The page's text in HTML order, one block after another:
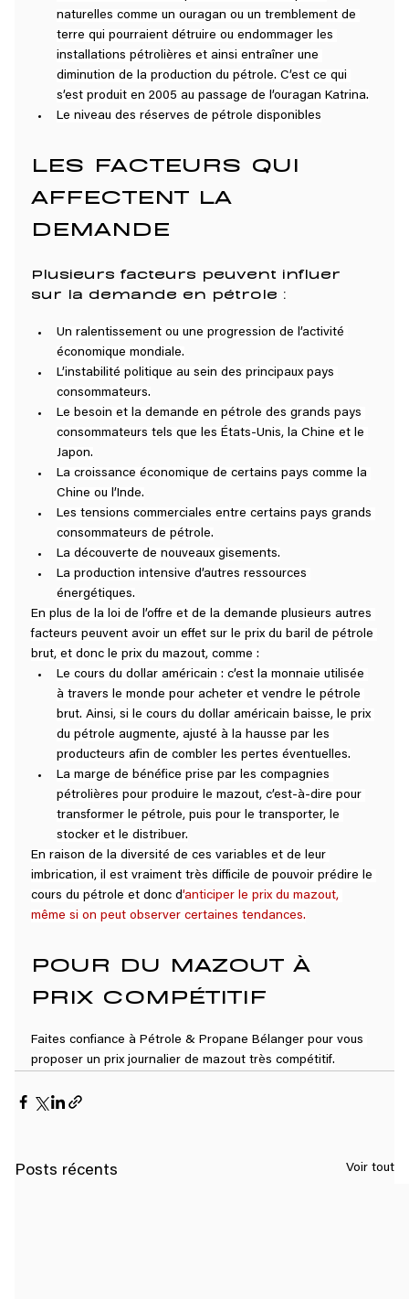
naturelles comme un ouragan ou un tremblement de
terre qui pourraient détruire ou endommager les
installations pétrolières et ainsi entraîner une
diminution de la production du pétrole. C’est ce qui
s’est produit en 2005 au passage de l’ouragan Katrina.
Le niveau des réserves de pétrole disponibles
LES FACTEURS QUI
AFFECTENT LA
DEMANDE
Plusieurs facteurs peuvent influer
sur la demande en pétrole :
Un ralentissement ou une progression de l’activité
économique mondiale.
L’instabilité politique au sein des principaux pays
consommateurs.
Le besoin et la demande en pétrole des grands pays
consommateurs tels que les États-Unis, la Chine et le
Japon.
La croissance économique de certains pays comme la
Chine ou l’Inde.
Les tensions commerciales entre certains pays grands
consommateurs de pétrole.
La découverte de nouveaux gisements.
La production intensive d’autres ressources
énergétiques.
En plus de la loi de l’offre et de la demande plusieurs autres
facteurs peuvent avoir un effet sur le prix du baril de pétrole
brut, et donc le prix du mazout, comme :
Le cours du dollar américain : c’est la monnaie utilisée
à travers le monde pour acheter et vendre le pétrole
brut. Ainsi, si le cours du dollar américain baisse, le prix
du pétrole augmente, ajusté à la hausse par les
producteurs afin de combler les pertes éventuelles.
La marge de bénéfice prise par les compagnies
pétrolières pour produire le mazout, c’est-à-dire pour
transformer le pétrole, puis pour le transporter, le
stocker et le distribuer.
En raison de la diversité de ces variables et de leur
imbrication, il est vraiment très difficile de pouvoir prédire le
cours du pétrole et donc d’anticiper le prix du mazout,
même si on peut observer certaines tendances.
POUR DU MAZOUT À
PRIX COMPÉTITIF
Faites confiance à Pétrole & Propane Bélanger pour vous
proposer un prix journalier de mazout très compétitif.
Posts récents Voir tout